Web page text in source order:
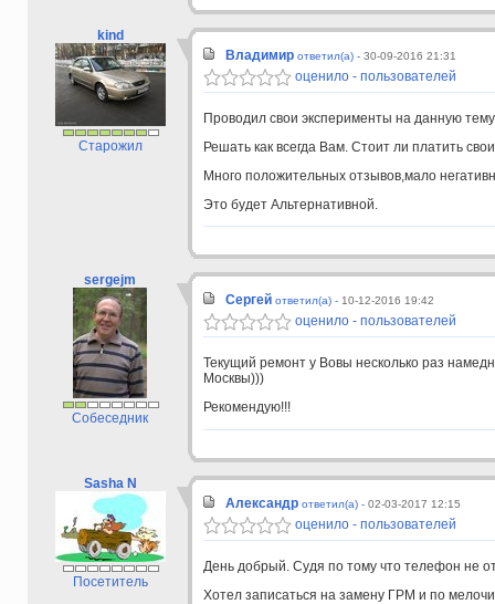
kind
Старожил
Владимир ответил(а) - 30-09-2016 21:31
оценило - пользователей
Проводил свои эксперименты на данную
Решать как всегда Вам. Стоит ли платить
Много положительных отзывов,мало
Это будет Альтернативной.
sergejm
Собеседник
Сергей ответил(а) - 10-12-2016 19:42
оценило - пользователей
Текущий ремонт у Вовы несколько раз
Москвы)))
Рекомендую!!!
Sasha N
Посетитель
Александр ответил(а) - 02-03-2017 12:15
оценило - пользователей
День добрый. Судя по тому что телефон не
Хотел записаться на замену ГРМ и по мелочи